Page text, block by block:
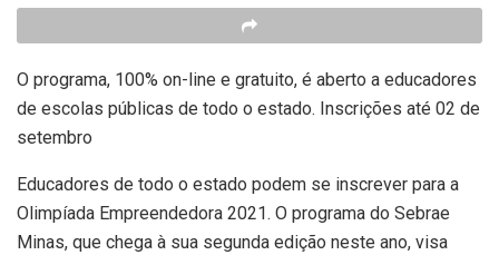
O programa, 100% on-line e gratuito, é aberto a educadores
de escolas públicas de todo o estado. Inscrições até 02 de
setembro
Educadores de todo o estado podem se inscrever para a
Olimpíada Empreendedora 2021. O programa do Sebrae
Minas, que chega à sua segunda edição neste ano, visa